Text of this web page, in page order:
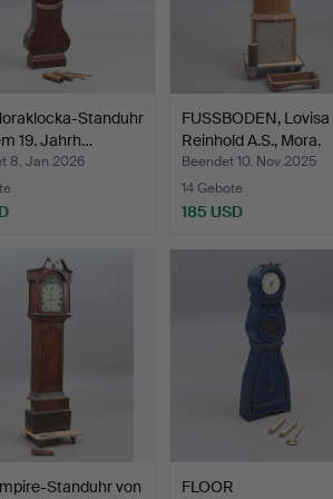
Standuhr
19. Jahrh…
8. Jan 2026
FUSSBODEN, Lovisa
Reinhold A.S., Mora.
Beendet 10. Nov 2025
14 Gebote
185 USD
Standuhr von
FLOOR